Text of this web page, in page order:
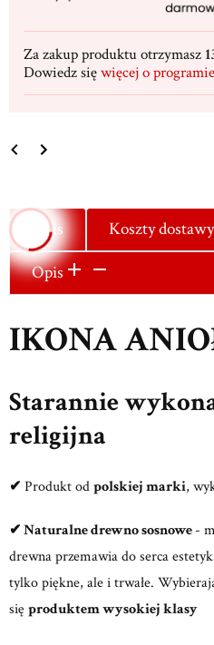
Za zakup produktu otrzymasz
Dowiedz sięwięcej o
Opis Koszty dostawy
Opis
IKONA
Starannie
religijna
✔ Produkt odpolskiej marki,
✔ Naturalne drewno sosnowe-
drewna przemawia do serca
tylko piękne, ale i trwałe.
się produktem wysokiej klasy